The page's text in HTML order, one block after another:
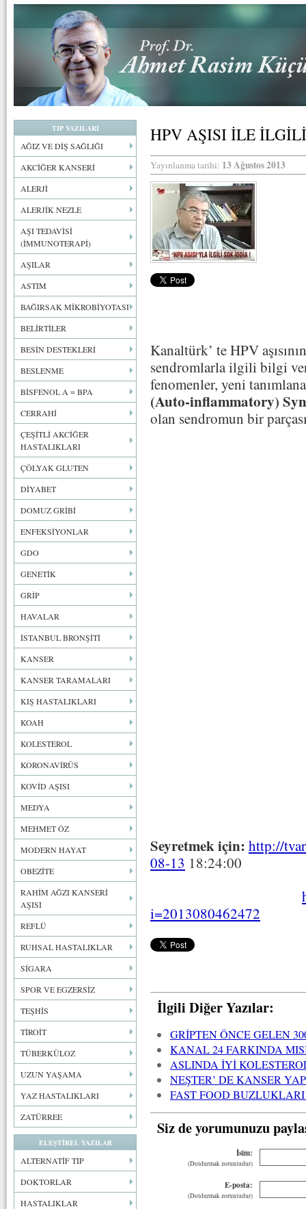
TIP YAZILARI
AĞIZ VE DİŞ SAĞLIĞI
AKCİĞER KANSERİ
ALERJİ
ALERJİK NEZLE
AŞI TEDAVİSİ
(İMMUNOTERAPİ)
AŞILAR
ASTIM
BAĞIRSAK MİKROBİYOTASI
BELİRTİLER
BESİN DESTEKLERİ
BESLENME
BİSFENOL A = BPA
CERRAHİ
ÇEŞİTLİ AKCİĞER
HASTALIKLARI
ÇÖLYAK GLUTEN
DİYABET
DOMUZ GRİBİ
ENFEKSİYONLAR
GDO
GENETİK
GRİP
HAVALAR
İSTANBUL BRONŞİTİ
KANSER
KANSER TARAMALARI
KIŞ HASTALIKLARI
KOAH
KOLESTEROL
KORONAVİRÜS
KOVİD AŞISI
MEDYA
MEHMET ÖZ
MODERN HAYAT
OBEZİTE
RAHİM AĞZI KANSERİ
AŞISI
REFLÜ
RUHSAL HASTALIKLAR
SİGARA
SPOR VE EGZERSİZ
TEŞHİS
TİROİT
TÜBERKÜLOZ
UZUN YAŞAMA
YAZ HASTALIKLARI
ZATÜRREE
ELEŞTİREL YAZILAR
ALTERNATİF TIP
DOKTORLAR
HASTALIKLAR
HPV AŞISI İLE
Yayınlanma tarihi: 13 Ağustos 2013
Kanaltürk’ te HPV
sendromlarla ilgili bilgi
fenomenler, yeni
(Auto-inflammatory)
olan sendromun bir
Seyretmek için: http://
08-13 18:24:00
i=2013080462472
İlgili Diğer Yazılar:
GRİPTEN ÖNCE GELEN
KANAL 24 FARKINDA
ASLINDA İYİ
NEŞTER’ DE KANSER
FAST FOOD
Siz de yorumunuzu
İsim:
(Doldurmak zorunludur)
E-posta:
(Doldurmak zorunludur)